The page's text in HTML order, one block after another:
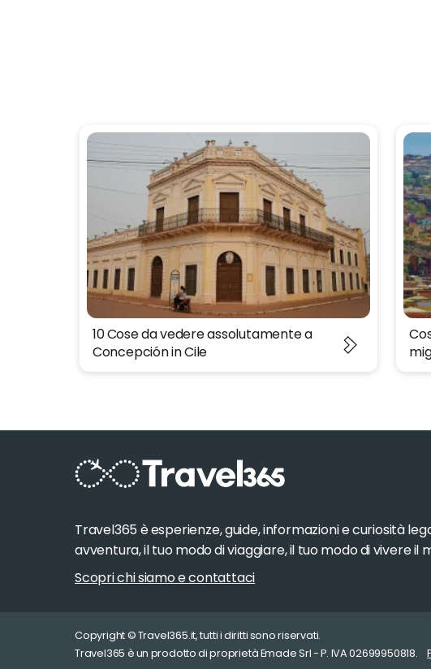
10 Cose da vedere assolutamente a
Concepción in Cile
Travel365 è esperienze, guide, informazioni e curiosità
avventura, il tuo modo di viaggiare, il tuo modo di vivere
Scopri chi siamo e contattaci
Copyright © Travel365.it, tutti i diritti sono riservati.
Travel365 è un prodotto di proprietà Emade Srl - P. IVA 02699950818.